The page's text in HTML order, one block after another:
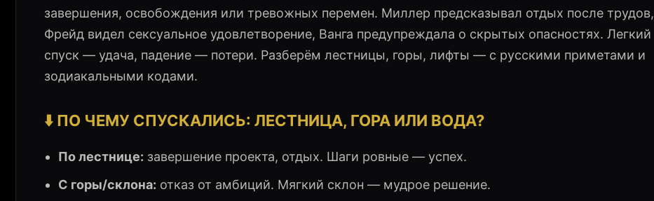
завершения, освобождения или тревожных перемен. Миллер предсказывал отдых после трудов,
Фрейд видел сексуальное удовлетворение, Ванга предупреждала о скрытых опасностях. Легкий
спуск — удача, падение — потери. Разберём лестницы, горы, лифты — с русскими приметами и
зодиакальными кодами.
⬇️ ПО ЧЕМУ СПУСКАЛИСЬ: ЛЕСТНИЦА, ГОРА ИЛИ ВОДА?
По лестнице: завершение проекта, отдых. Шаги ровные — успех.
С горы/склона: отказ от амбиций. Мягкий склон — мудрое решение.